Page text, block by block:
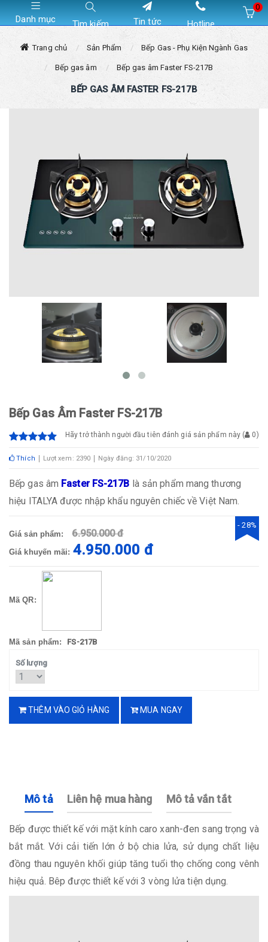
Danh mục Tìm kiếm Tin tức Hotline
0
Trang chủ Sản Phẩm Bếp Gas - Phụ Kiện Ngành Gas
Bếp gas âm Bếp gas âm Faster FS-217B
BẾP GAS ÂM FASTER FS-217B
Bếp Gas Âm Faster FS-217B
Hãy trở thành người đầu tiên đánh giá sản phẩm này ( 0)
Thích Lượt xem: 2390 Ngày đăng: 31/10/2020
Bếp gas âm Faster FS-217B là sản phẩm mang thương
hiệu ITALYA được nhập khẩu nguyên chiếc về Việt Nam.
Giá sản phẩm: 6.950.000 đ
Giá khuyến mãi: 4.950.000 đ
- 28%
Mã QR:
Mã sản phẩm: FS-217B
Số lượng
THÊM VÀO GIỎ HÀNG MUA NGAY
Mô tả Liên hệ mua hàng Mô tả vắn tắt
Bếp được thiết kế với mặt kính caro xanh-đen sang trọng và
bắt mắt. Với cải tiến lớn ở bộ chia lửa, sử dụng chất liệu
đồng thau nguyên khối giúp tăng tuổi thọ chống cong vênh
hiệu quả. Bêp được thiết kế với 3 vòng lửa tiện dụng.